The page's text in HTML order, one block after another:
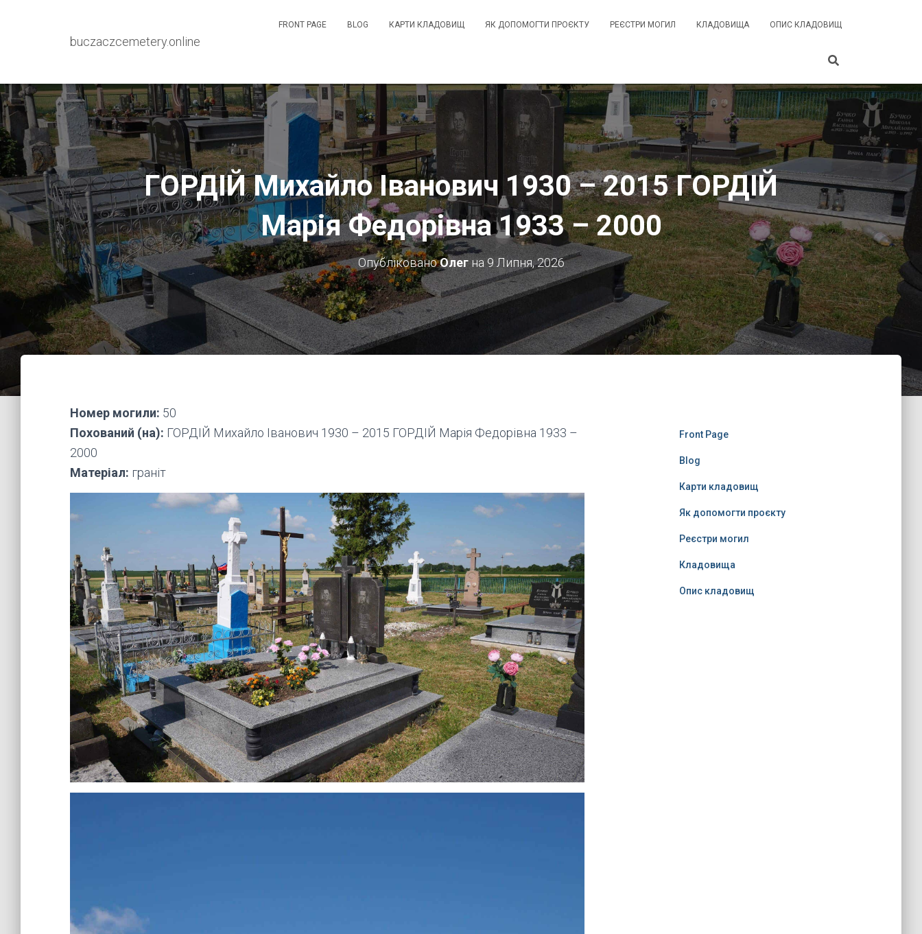
buczaczcemetery.online
FRONT PAGE BLOG КАРТИ КЛАДОВИЩ ЯК ДОПОМОГТИ ПРОЄКТУ РЕЄСТРИ МОГИЛ КЛАДОВИЩА ОПИС КЛАДОВИЩ
ГОРДІЙ Михайло Іванович 1930 – 2015 ГОРДІЙ
Марія Федорівна 1933 – 2000
ОпублікованоОлегна9 Липня, 2026
Номер могили: 50
Похований (на): ГОРДІЙ Михайло Іванович 1930 – 2015 ГОРДІЙ Марія Федорівна 1933 –
2000
Матеріал: граніт
Front Page
Blog
Карти кладовищ
Як допомогти проєкту
Реєстри могил
Кладовища
Опис кладовищ